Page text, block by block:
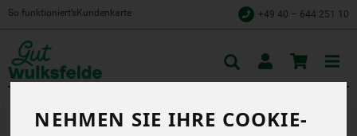
NEHMEN SIE IHRE COOKIE-
So funktioniert’s Kundenkarte +49 40 – 644 251 10
Getränke Spirituosen
Toggle